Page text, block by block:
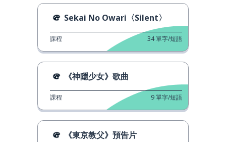
Sekai No Owari〈Silent〉
課程 34單字/短語
《神隱少女》歌曲
課程 9單字/短語
《東京教父》預告片